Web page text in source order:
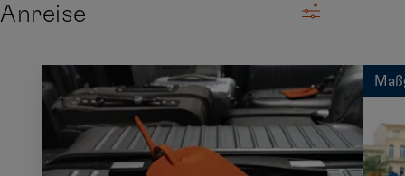
Anreise